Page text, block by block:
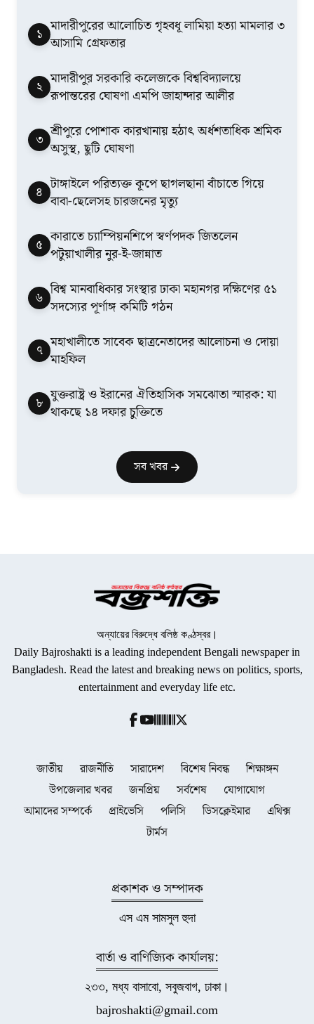
১ মাদারীপুরের আলোচিত গৃহবধূ লামিয়া হত্যা মামলার ৩
আসামি গ্রেফতার
২ মাদারীপুর সরকারি কলেজকে বিশ্ববিদ্যালয়ে
রূপান্তরের ঘোষণা এমপি জাহান্দার আলীর
৩ শ্রীপুরে পোশাক কারখানায় হঠাৎ অর্ধশতাধিক শ্রমিক
অসুস্থ, ছুটি ঘোষণা
৪ টাঙ্গাইলে পরিত্যক্ত কূপে ছাগলছানা বাঁচাতে গিয়ে
বাবা-ছেলেসহ চারজনের মৃত্যু
৫ কারাতে চ্যাম্পিয়নশিপে স্বর্ণপদক জিতলেন
পটুয়াখালীর নুর-ই-জান্নাত
৬ বিশ্ব মানবাধিকার সংস্থার ঢাকা মহানগর দক্ষিণের ৫১
সদস্যের পূর্ণাঙ্গ কমিটি গঠন
৭ মহাখালীতে সাবেক ছাত্রনেতাদের আলোচনা ও দোয়া
মাহফিল
৮ যুক্তরাষ্ট্র ও ইরানের ঐতিহাসিক সমঝোতা স্মারক: যা
থাকছে ১৪ দফার চুক্তিতে
সব খবর
অন্যায়ের বিরুদ্ধে বলিষ্ঠ কণ্ঠস্বর।
Daily Bajroshakti is a leading independent Bengali newspaper in
Bangladesh. Read the latest and breaking news on politics, sports,
entertainment and everyday life etc.
জাতীয় রাজনীতি সারাদেশ বিশেষ নিবন্ধ
শিক্ষাঙ্গন
উপজেলার খবর
জনপ্রিয় সর্বশেষ
যোগাযোগ
আমাদের সম্পর্কে
প্রাইভেসি পলিসি ডিসক্লেইমার
এথিক্স
টার্মস
প্রকাশক ও সম্পাদক
এস এম সামসুল হুদা
বার্তা ও বাণিজ্যিক কার্যালয়:
২৩৩, মধ্য বাসাবো, সবুজবাগ, ঢাকা।
bajroshakti@gmail.com